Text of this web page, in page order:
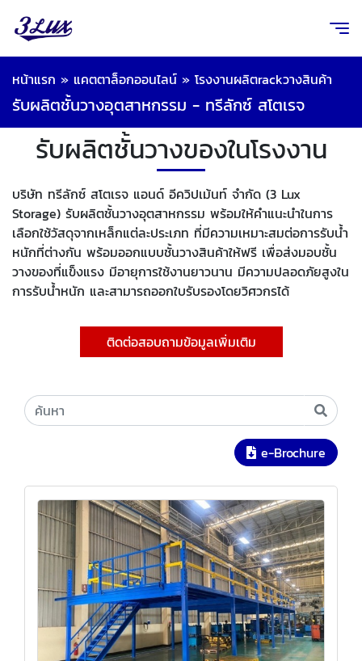
หน้าแรก » แคตตาล็อกออนไลน์ » โรงงานผลิตrackวางสินค้า
รับผลิตชั้นวางอุตสาหกรรม - ทรีลักซ์ สโตเรจ
รับผลิตชั้นวางของในโรงงาน
บริษัท ทรีลักซ์ สโตเรจ แอนด์ อีควิปเม้นท์ จำกัด (3 Lux
Storage) รับผลิตชั้นวางอุตสาหกรรม พร้อมให้คำแนะนำในการ
เลือกใช้วัสดุจากเหล็กแต่ละประเภท ที่มีความเหมาะสมต่อการรับน้ำ
หนักที่ต่างกัน พร้อมออกแบบชั้นวางสินค้าให้ฟรี เพื่อส่งมอบชั้น
วางของที่แข็งแรง มีอายุการใช้งานยาวนาน มีความปลอดภัยสูงใน
การรับน้ำหนัก และสามารถออกใบรับรองโดยวิศวกรได้
ติดต่อสอบถามข้อมูลเพิ่มเติม
e-Brochure